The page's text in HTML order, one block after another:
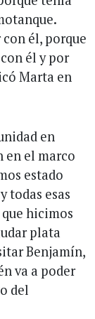
él, porque
él y por
Marta en
en
en el marco
estado
todas esas
hicimos
plata
Benjamín,
va a poder
del